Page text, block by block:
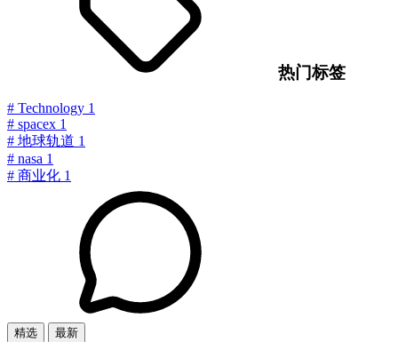
热门标签
# Technology 1
# spacex 1
# 地球轨道 1
# nasa 1
# 商业化 1
精选 最新